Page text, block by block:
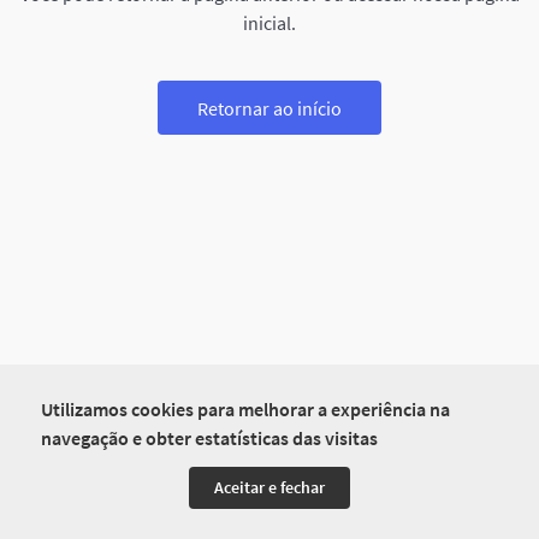
Utilizamos cookies para melhorar a experiência na
navegação e obter estatísticas das visitas
Aceitar e fechar
inicial.
Retornar ao início